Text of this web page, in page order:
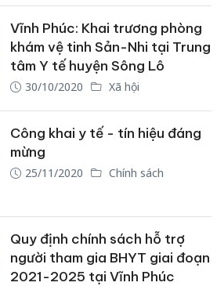
Vĩnh Phúc: Khai trương phòng
khám vệ tinh Sản-Nhi tại Trung
tâm Y tế huyện Sông Lô
30/10/2020 Xã hội
Công khai y tế - tín hiệu đáng
mừng
25/11/2020 Chính sách
Quy định chính sách hỗ trợ
người tham gia BHYT giai đoạn
2021-2025 tại Vĩnh Phúc